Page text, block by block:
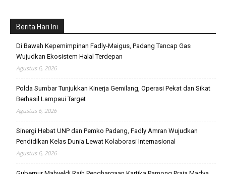
Berita Hari Ini
Di Bawah Kepemimpinan Fadly-Maigus, Padang Tancap Gas
Wujudkan Ekosistem Halal Terdepan
Agustus 6, 2026
Polda Sumbar Tunjukkan Kinerja Gemilang, Operasi Pekat dan Sikat
Berhasil Lampaui Target
Agustus 6, 2026
Sinergi Hebat UNP dan Pemko Padang, Fadly Amran Wujudkan
Pendidikan Kelas Dunia Lewat Kolaborasi Internasional
Agustus 6, 2026